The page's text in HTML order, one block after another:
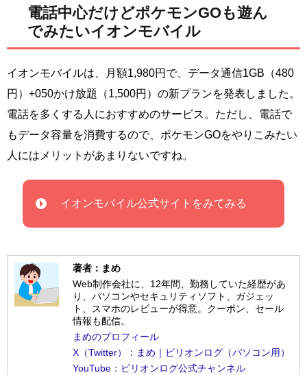
電話中心だけどポケモンGOも遊ん
でみたいイオンモバイル
イオンモバイルは、月額1,980円で、データ通信1GB（480
円）+050かけ放題（1,500円）の新プランを発表しました。
電話を多くする人におすすめのサービス。ただし、電話で
もデータ容量を消費するので、ポケモンGOをやりこみたい
人にはメリットがあまりないですね。
イオンモバイル公式サイトをみてみる
著者：まめ
Web制作会社に、12年間、勤務していた経歴があ
り、パソコンやセキュリティソフト、ガジェッ
ト、スマホのレビューが得意。クーポン、セール
情報も配信。
まめのプロフィール
X（Twitter）：まめ｜ビリオンログ（パソコン用）
YouTube：ビリオンログ公式チャンネル